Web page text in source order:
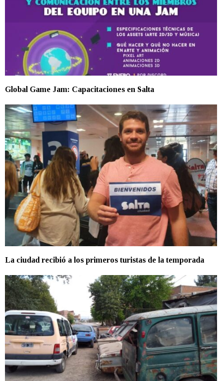
Global Game Jam: Capacitaciones en Salta
La ciudad recibió a los primeros turistas de la temporada